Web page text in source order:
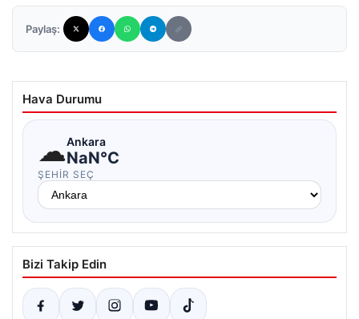
Paylaş:
Hava Durumu
☁Ankara
NaN°C
ŞEHIR SEÇ
Bizi Takip Edin